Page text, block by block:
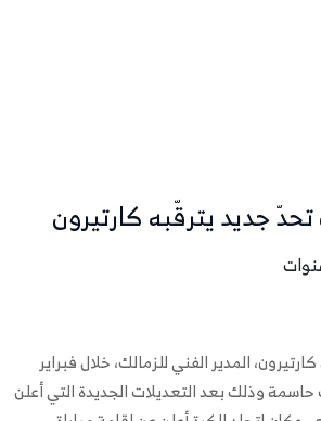
جديد يترقّبه كارتيرون
المدير الفني للزمالك، خلال فبراير
وذلك بعد التعديلات الجديدة التي أعلن